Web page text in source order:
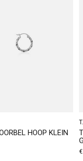
HOOP KLEIN